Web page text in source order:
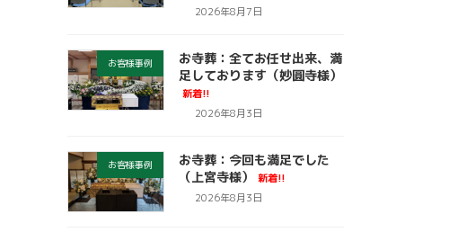
2026年8月7日
お客様事例
お寺葬：全てお任せ出来、満
足しております（妙圓寺様）
新着!!
2026年8月3日
お客様事例
お寺葬：今回も満足でした
（上宮寺様）
新着!!
2026年8月3日